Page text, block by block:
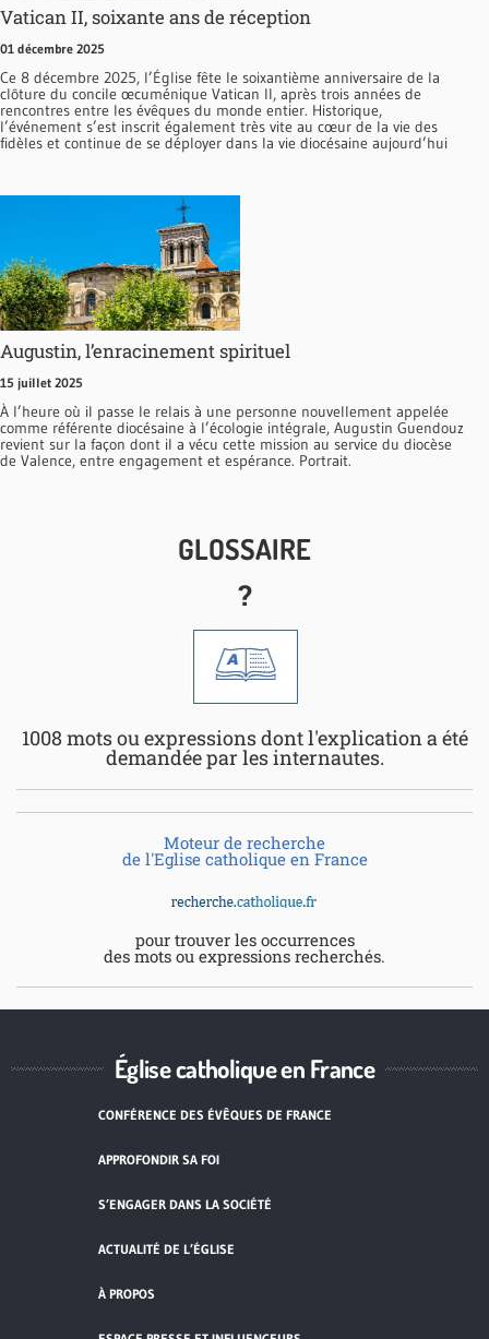
Vatican II, soixante ans de réception
01 décembre 2025
Ce 8 décembre 2025, l’Église fête le soixantième anniversaire de la
clôture du concile œcuménique Vatican II, après trois années de
rencontres entre les évêques du monde entier. Historique,
l’événement s’est inscrit également très vite au cœur de la vie des
fidèles et continue de se déployer dans la vie diocésaine aujourd’hui
Augustin, l’enracinement spirituel
15 juillet 2025
À l’heure où il passe le relais à une personne nouvellement appelée
comme référente diocésaine à l’écologie intégrale, Augustin Guendouz
revient sur la façon dont il a vécu cette mission au service du diocèse
de Valence, entre engagement et espérance. Portrait.
GLOSSAIRE
?
1008 mots ou expressions dont l'explication a été
demandée par les internautes.
Moteur de recherche
de l'Eglise catholique en France
pour trouver les occurrences
des mots ou expressions recherchés.
Église catholique en France
CONFÉRENCE DES ÉVÊQUES DE FRANCE
APPROFONDIR SA FOI
S’ENGAGER DANS LA SOCIÉTÉ
ACTUALITÉ DE L’ÉGLISE
À PROPOS